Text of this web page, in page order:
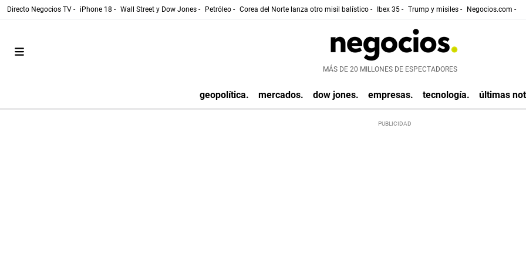
Directo Negocios TV - iPhone 18 - Wall Street y Dow Jones - Petróleo - Corea del Norte lanza otro misil balístico - Ibex 35 - Trump y misiles - Negocios.com -
MÁS DE 20 MILLONES DE ESPECTADORES
geopolítica. mercados. dow jones. empresas. tecnología. últimas